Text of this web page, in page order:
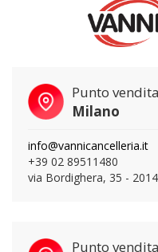
Punto
Milano
info@vannicancelleria.it
+39 02 89511480
via Bordighera, 35 -
Punto